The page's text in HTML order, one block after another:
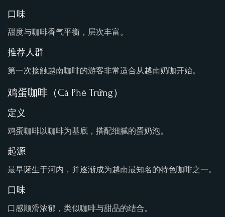
口味
甜度与咖啡香气平衡，层次丰富。
推荐人群
第一次接触越南咖啡的游客非常适合从越南奶咖开始。
鸡蛋咖啡（Cà Phê Trứng）
定义
鸡蛋咖啡以咖啡为基底，搭配细腻的蛋奶泡。
起源
最早诞生于河内，并逐渐成为越南最知名的特色咖啡之一。
口味
口感顺滑浓郁，类似咖啡与甜品的结合。